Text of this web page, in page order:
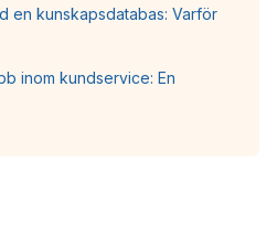
en kunskapsdatabas: Varför
inom kundservice: En